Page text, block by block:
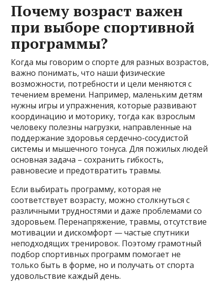
Почему возраст важен
при выборе спортивной
программы?
Когда мы говорим о спорте для разных возрастов,
важно понимать, что наши физические
возможности, потребности и цели меняются с
течением времени. Например, маленьким детям
нужны игры и упражнения, которые развивают
координацию и моторику, тогда как взрослым
человеку полезны нагрузки, направленные на
поддержание здоровья сердечно-сосудистой
системы и мышечного тонуса. Для пожилых людей
основная задача – сохранить гибкость,
равновесие и предотвратить травмы.
Если выбирать программу, которая не
соответствует возрасту, можно столкнуться с
различными трудностями и даже проблемами со
здоровьем. Перенапряжение, травмы, отсутствие
мотивации и дискомфорт — частые спутники
неподходящих тренировок. Поэтому грамотный
подбор спортивных программ помогает не
только быть в форме, но и получать от спорта
удовольствие каждый день.